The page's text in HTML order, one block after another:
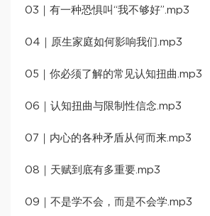
03｜有一种恐惧叫“我不够好”.mp3
04｜原生家庭如何影响我们.mp3
05｜你必须了解的常见认知扭曲.mp3
06｜认知扭曲与限制性信念.mp3
07｜内心的各种矛盾从何而来.mp3
08｜天赋到底有多重要.mp3
09｜不是学不会，而是不会学.mp3